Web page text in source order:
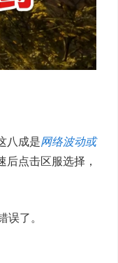
八成是网络波动或
点击区服选择，
了。